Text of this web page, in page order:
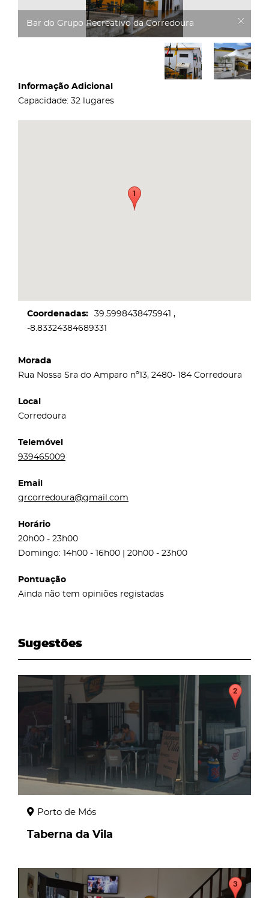
Bar do Grupo Recreativo da Corredoura
Informação Adicional
Capacidade: 32 lugares
Coordenadas
39.5998438475941
-8.83324384689331
Morada
Rua Nossa Sra do Amparo nº13, 2480- 184 Corredoura
Local
Corredoura
Telemóvel
939465009
Email
grcorredoura@gmail.com
Horário
20h00 - 23h00
Domingo: 14h00 - 16h00 | 20h00 - 23h00
Pontuação
Ainda não tem opiniões registadas
Sugestões
page
Porto de Mós
Taberna da Vila
page